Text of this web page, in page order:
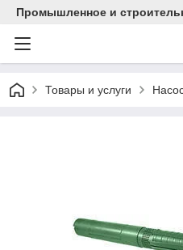
Промышленное и
Товары и услуги